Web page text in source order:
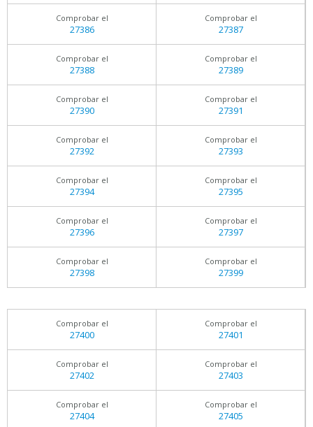
Comprobar el
27386
Comprobar el
27387
Comprobar el
27388
Comprobar el
27389
Comprobar el
27390
Comprobar el
27391
Comprobar el
27392
Comprobar el
27393
Comprobar el
27394
Comprobar el
27395
Comprobar el
27396
Comprobar el
27397
Comprobar el
27398
Comprobar el
27399
Comprobar el
27400
Comprobar el
27401
Comprobar el
27402
Comprobar el
27403
Comprobar el
27404
Comprobar el
27405